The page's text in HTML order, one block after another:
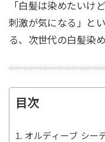
「白髪は染めたいけ
刺激が気になる」と
る、次世代の白髪染
目次
オルディーブ シー